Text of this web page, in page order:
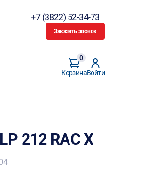
+7 (3822) 52-34-73
Заказать звонок
Корзина
0
Войти
212 RAC X